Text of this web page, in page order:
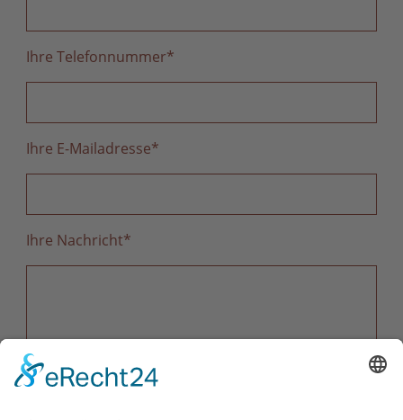
Ihre Telefonnummer*
Ihre E-Mailadresse*
Ihre Nachricht*